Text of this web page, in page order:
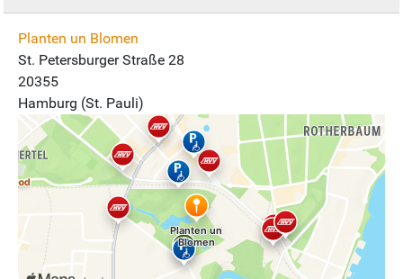
Planten un Blomen
St. Petersburger Straße 28
20355
Hamburg (St. Pauli)